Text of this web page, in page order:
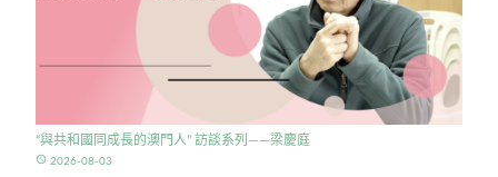
“與共和國同成長的澳門人” 訪談系列——梁慶庭
access_time 2026-08-03